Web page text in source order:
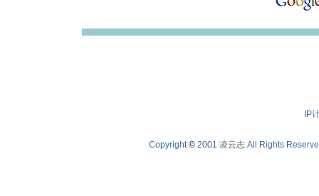
IP
Copyright© 2001 凌云志 All Rights